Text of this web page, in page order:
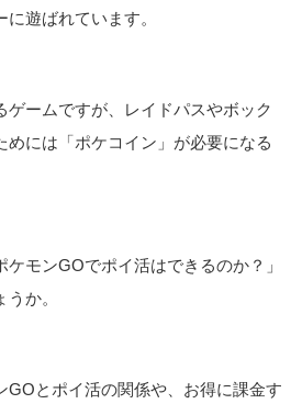
遊ばれています。
ゲームですが、レイドパスやボック
めには「ポケコイン」が必要になる
モンGOでポイ活はできるのか？」
か。
GOとポイ活の関係や、お得に課金す